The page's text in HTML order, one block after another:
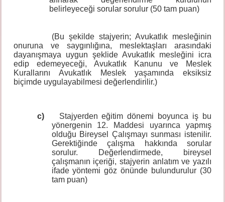
belirleyeceği sorular sorulur (50 tam puan)
(Bu şekilde stajyerin; Avukatlık mesleğinin
onuruna ve saygınlığına, meslektaşları arasındaki
dayanışmaya uygun şeklide Avukatlık mesleğini icra
edip edemeyeceği, Avukatlık Kanunu ve Meslek
Kurallarını Avukatlık Meslek yaşamında eksiksiz
biçimde uygulayabilmesi değerlendirilir.)
c)
Stajyerden eğitim dönemi boyunca iş bu
yönergenin 12. Maddesi uyarınca yapmış
olduğu Bireysel Çalışmayı sunması istenilir.
Gerektiğinde çalışma hakkında sorular
sorulur. Değerlendirmede, bireysel
çalışmanın içeriği, stajyerin anlatım ve yazılı
ifade yöntemi göz önünde bulundurulur (30
tam puan)